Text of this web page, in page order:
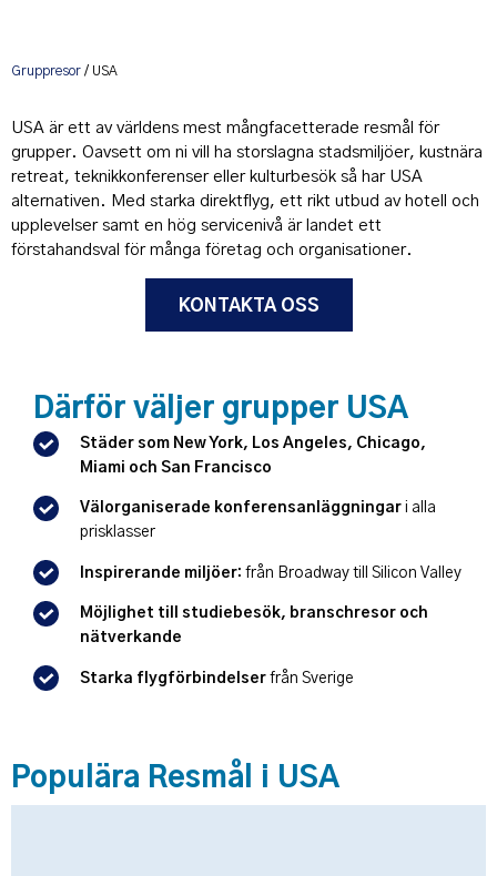
Gruppresor / USA
USA är ett av världens mest mångfacetterade resmål för
grupper. Oavsett om ni vill ha storslagna stadsmiljöer, kustnära
retreat, teknikkonferenser eller kulturbesök så har USA
alternativen. Med starka direktflyg, ett rikt utbud av hotell och
upplevelser samt en hög servicenivå är landet ett
förstahandsval för många företag och organisationer.
KONTAKTA OSS
Därför väljer grupper USA
Städer som New York, Los Angeles, Chicago,
Miami och San Francisco
Välorganiserade konferensanläggningari alla
prisklasser
Inspirerande miljöer: från Broadway till Silicon Valley
Möjlighet till studiebesök, branschresor och
nätverkande
Starka flygförbindelserfrån Sverige
Populära Resmål i USA